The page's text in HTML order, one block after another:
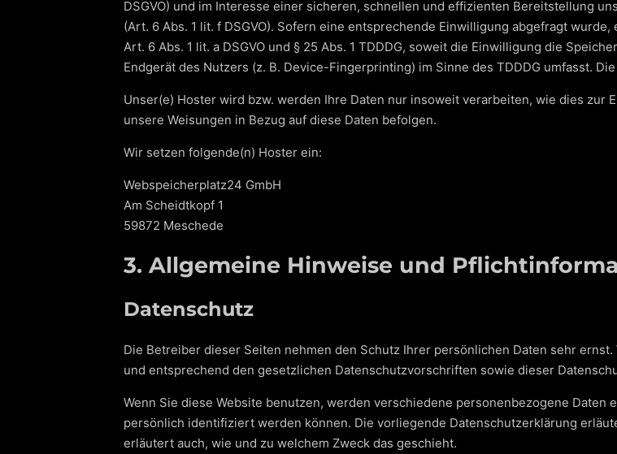
DSGVO) und im Interesse einer sicheren, schnellen und effizienten Bereitstellung
(Art. 6 Abs. 1 lit. f DSGVO). Sofern eine entsprechende Einwilligung abgefragt
Art. 6 Abs. 1 lit. a DSGVO und § 25 Abs. 1 TDDDG, soweit die Einwilligung die
Endgerät des Nutzers (z. B. Device-Fingerprinting) im Sinne des TDDDG umfasst.
Unser(e) Hoster wird bzw. werden Ihre Daten nur insoweit verarbeiten, wie dies
unsere Weisungen in Bezug auf diese Daten befolgen.
Wir setzen folgende(n) Hoster ein:
Webspeicherplatz24 GmbH
Am Scheidtkopf 1
59872 Meschede
3. Allgemeine Hinweise und
Datenschutz
Die Betreiber dieser Seiten nehmen den Schutz Ihrer persönlichen Daten sehr
und entsprechend den gesetzlichen Datenschutzvorschriften sowie dieser
Wenn Sie diese Website benutzen, werden verschiedene personenbezogene Daten
persönlich identifiziert werden können. Die vorliegende Datenschutzerklärung
erläutert auch, wie und zu welchem Zweck das geschieht.